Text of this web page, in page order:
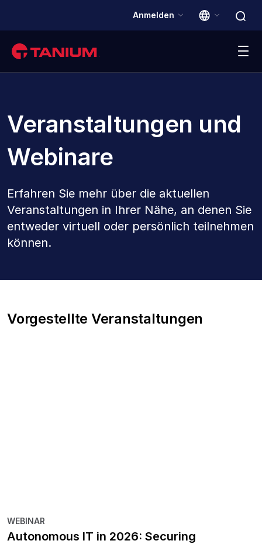
Anmelden
Lösungen
Kunden
Ressourcen
Veranstaltungen und
Webinare
Erfahren Sie mehr über die aktuellen
Veranstaltungen in Ihrer Nähe, an denen Sie
entweder virtuell oder persönlich teilnehmen
können.
Vorgestellte Veranstaltungen
WEBINAR
Autonomous IT in 2026: Securing